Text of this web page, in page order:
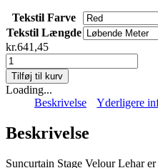
til
kr.641,45
Tekstil Farve
Tekstil Længde
kr.641,45
Suncurtain
Stage
Velour
Lehar
Tilføj til kurv
Loading...
Beskrivelse
Yderligere
Beskrivelse
Suncurtain Stage Velour Lehar